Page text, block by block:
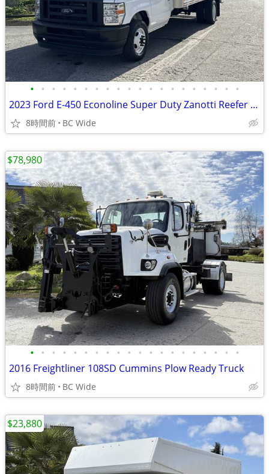
• • • • • • • • • • • • • • • • • • • •
2023 Ford E-450 Econoline Super Duty Zanotti Reefer 15 Foot Cube Van w
8時間前 BC Wide
• • • • • • • • • • • • • • • • • • • •
2016 Freightliner 108SD Cummins Plow Ready Truck
8時間前 BC Wide
$78,980
$23,880